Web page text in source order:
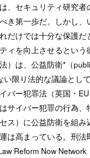
、セキュリティ研究
き第一歩だ。しかし、
だけでは十分な保護
ィを向上させるとい
）は、公益防衛*（
い限り法的な議論とし
バー犯罪法（英国・
サイバー犯罪の行為
セス）に公益防衛を組
は高まっている。刑法
Reform Now